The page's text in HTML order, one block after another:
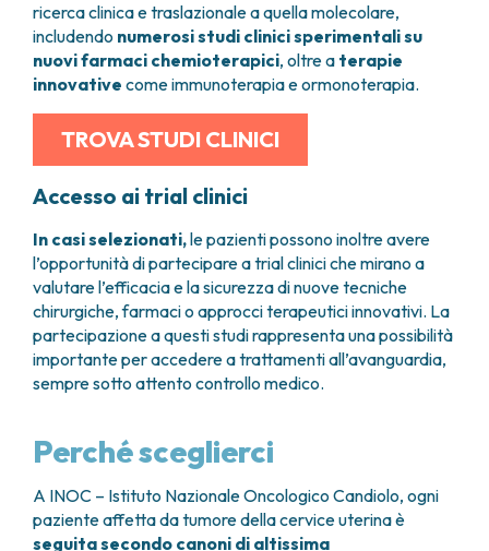
ricerca clinica e traslazionale a quella molecolare,
includendo numerosi studi clinici sperimentali su
nuovi farmaci chemioterapici, oltre a terapie
innovative come immunoterapia e ormonoterapia.
TROVA STUDI CLINICI
Accesso ai trial clinici
In casi selezionati,le pazienti possono inoltre avere
l’opportunità di partecipare a trial clinici che mirano a
valutare l’efficacia e la sicurezza di nuove tecniche
chirurgiche, farmaci o approcci terapeutici innovativi. La
partecipazione a questi studi rappresenta una possibilità
importante per accedere a trattamenti all’avanguardia,
sempre sotto attento controllo medico.
Perché sceglierci
A INOC – Istituto Nazionale Oncologico Candiolo, ogni
paziente affetta da tumore della cervice uterina è
seguita secondo canoni di altissima